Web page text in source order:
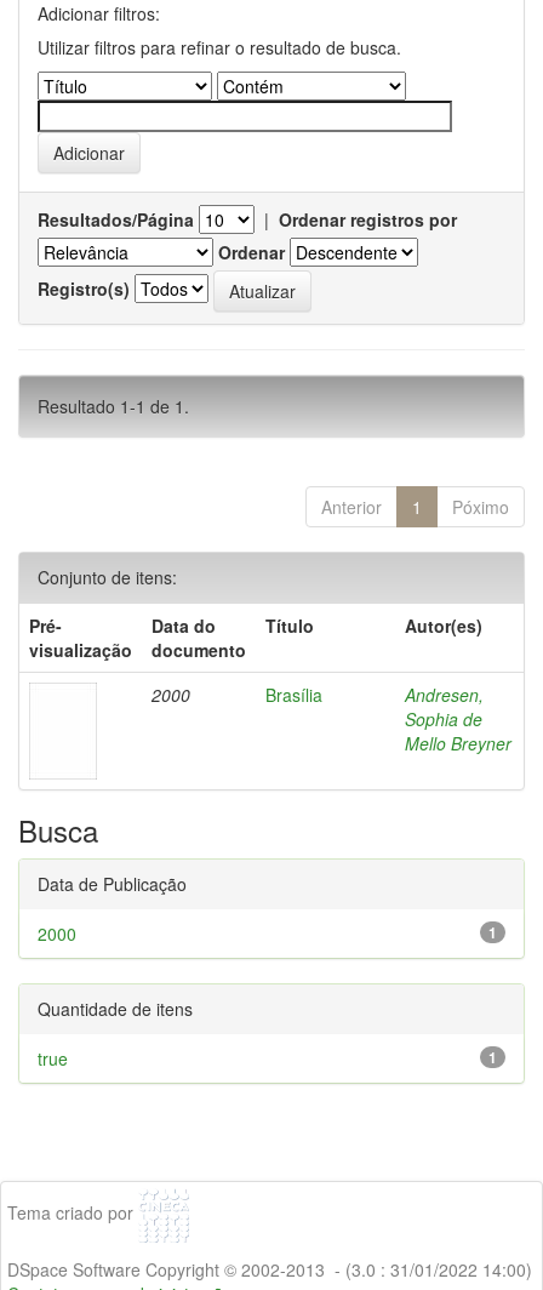
Adicionar filtros:
Utilizar filtros para refinar o resultado de busca.
Resultados/Página | Ordenar registros por
Ordenar
Registro(s)
Resultado 1-1 de 1.
Anterior 1 Póximo
Conjunto de itens:
Pré-
visualização
Data do
documento
Título Autor(es)
2000 Brasília
Andresen,
Sophia de
Mello Breyner
Busca
Data de Publicação
1
2000
Quantidade de itens
1
true
Tema criado por
DSpace Software Copyright © 2002-2013 - (3.0 : 31/01/2022 14:00)